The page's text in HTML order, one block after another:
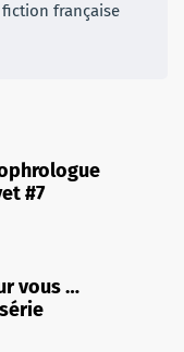
française
#7
vous …